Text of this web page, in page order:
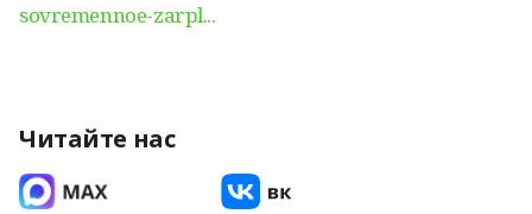
sovremennoe-zarpl...
Читайте нас